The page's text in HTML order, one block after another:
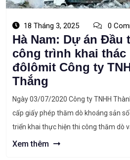
18 Tháng 3, 2025 0
Hà Nam: Dự án Đầu
công trình khai thác
đôlômit Công ty
Thắng
Ngày 03/07/2020 Công ty TNHH
cấp giấy phép thăm dò khoáng sản
triển khai thực hiện thi công thăm dò
thăm dò. Ngày 28/01/2022, Hội đồng
Xem thêm